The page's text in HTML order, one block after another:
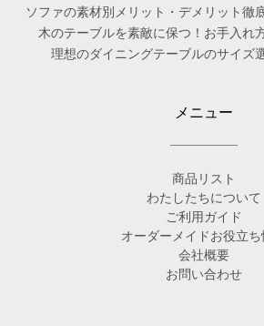
ソファの素材別メリット・デメリット徹
木のテーブルを素敵に保つ！お手入れ
理想のダイニングテーブルのサイズ
メニュー
商品リスト
わたしたちについて
ご利用ガイド
オーダーメイドお役立ち
会社概要
お問い合わせ